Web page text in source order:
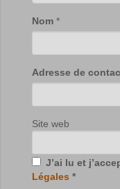
Nom *
Adresse de
Site web
J’ai lu et
Légales *